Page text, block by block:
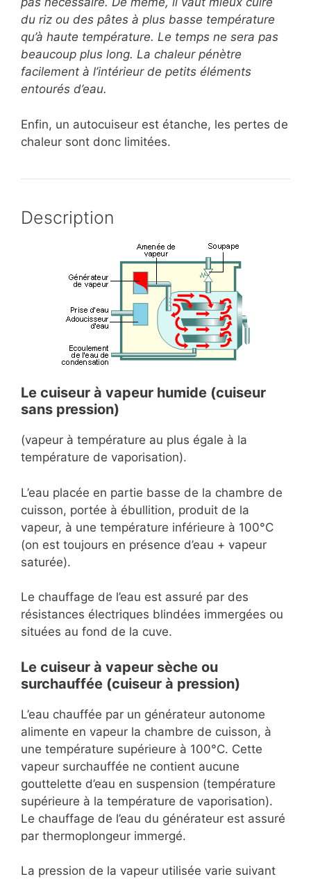
du riz ou des pâtes à plus basse température
qu’à haute température. Le temps ne sera pas
beaucoup plus long. La chaleur pénètre
facilement à l’intérieur de petits éléments
entourés d’eau.
Enfin, un autocuiseur est étanche, les pertes de
chaleur sont donc limitées.
Description
Le cuiseur à vapeur humide (cuiseur
sans pression)
(vapeur à température au plus égale à la
température de vaporisation).
L’eau placée en partie basse de la chambre de
cuisson, portée à ébullition, produit de la
vapeur, à une température inférieure à 100°C
(on est toujours en présence d’eau + vapeur
saturée).
Le chauffage de l’eau est assuré par des
résistances électriques blindées immergées ou
situées au fond de la cuve.
Le cuiseur à vapeur sèche ou
surchauffée (cuiseur à pression)
L’eau chauffée par un générateur autonome
alimente en vapeur la chambre de cuisson, à
une température supérieure à 100°C. Cette
vapeur surchauffée ne contient aucune
gouttelette d’eau en suspension (température
supérieure à la température de vaporisation).
Le chauffage de l’eau du générateur est assuré
par thermoplongeur immergé.
La pression de la vapeur utilisée varie suivant